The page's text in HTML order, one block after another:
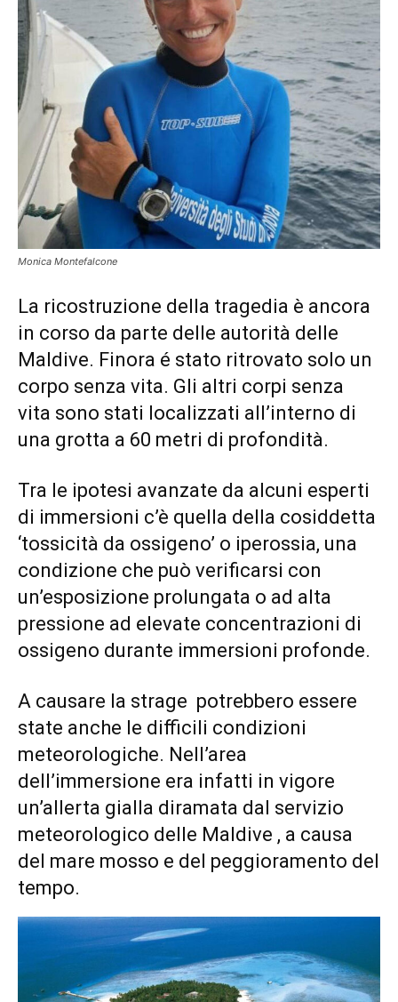
Monica Montefalcone
La ricostruzione della tragedia è ancora
in corso da parte delle autorità delle
Maldive. Finora é stato ritrovato solo un
corpo senza vita. Gli altri corpi senza
vita sono stati localizzati all’interno di
una grotta a 60 metri di profondità.
Tra le ipotesi avanzate da alcuni esperti
di immersioni c’è quella della cosiddetta
‘tossicità da ossigeno’ o iperossia, una
condizione che può verificarsi con
un’esposizione prolungata o ad alta
pressione ad elevate concentrazioni di
ossigeno durante immersioni profonde.
A causare la strage potrebbero essere
state anche le difficili condizioni
meteorologiche. Nell’area
dell’immersione era infatti in vigore
un’allerta gialla diramata dal servizio
meteorologico delle Maldive , a causa
del mare mosso e del peggioramento del
tempo.